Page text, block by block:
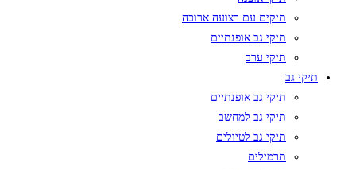
תיקים עם רצועה ארוכה
תיקי גב אופנתיים
תיקי ערב
תיקי גב
תיקי גב אופנתיים
תיקי גב למחשב
תיקי גב לטיולים
תרמילים